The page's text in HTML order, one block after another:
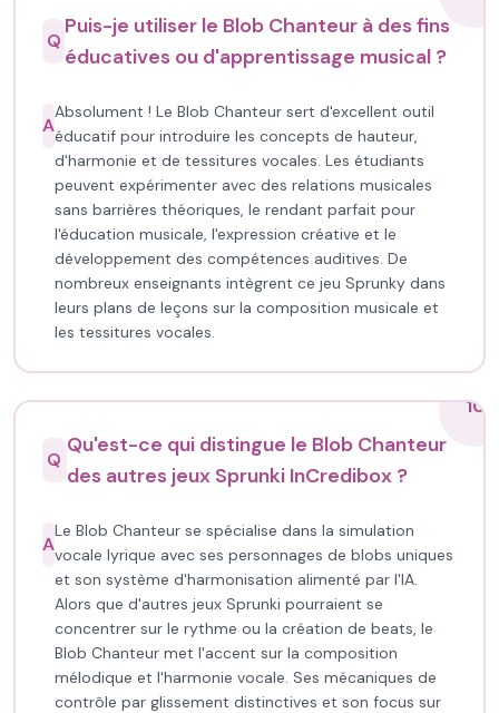
Q
Puis-je utiliser le Blob Chanteur à des fins
éducatives ou d'apprentissage musical ?
A
Absolument ! Le Blob Chanteur sert d'excellent outil
éducatif pour introduire les concepts de hauteur,
d'harmonie et de tessitures vocales. Les étudiants
peuvent expérimenter avec des relations musicales
sans barrières théoriques, le rendant parfait pour
l'éducation musicale, l'expression créative et le
développement des compétences auditives. De
nombreux enseignants intègrent ce jeu Sprunky dans
leurs plans de leçons sur la composition musicale et
les tessitures vocales.
10
Q
Qu'est-ce qui distingue le Blob Chanteur
des autres jeux Sprunki InCredibox ?
A
Le Blob Chanteur se spécialise dans la simulation
vocale lyrique avec ses personnages de blobs uniques
et son système d'harmonisation alimenté par l'IA.
Alors que d'autres jeux Sprunki pourraient se
concentrer sur le rythme ou la création de beats, le
Blob Chanteur met l'accent sur la composition
mélodique et l'harmonie vocale. Ses mécaniques de
contrôle par glissement distinctives et son focus sur